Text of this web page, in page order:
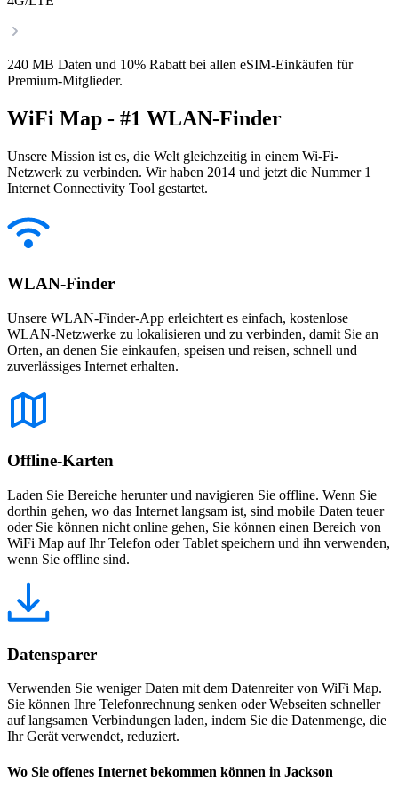
240 MB Daten und 10% Rabatt bei allen eSIM-Einkäufen für
Premium-Mitglieder.
WiFi Map - #1 WLAN-Finder
Unsere Mission ist es, die Welt gleichzeitig in einem Wi-Fi-
Netzwerk zu verbinden. Wir haben 2014 und jetzt die Nummer 1
Internet Connectivity Tool gestartet.
WLAN-Finder
Unsere WLAN-Finder-App erleichtert es einfach, kostenlose
WLAN-Netzwerke zu lokalisieren und zu verbinden, damit Sie an
Orten, an denen Sie einkaufen, speisen und reisen, schnell und
zuverlässiges Internet erhalten.
Offline-Karten
Laden Sie Bereiche herunter und navigieren Sie offline. Wenn Sie
dorthin gehen, wo das Internet langsam ist, sind mobile Daten teuer
oder Sie können nicht online gehen, Sie können einen Bereich von
WiFi Map auf Ihr Telefon oder Tablet speichern und ihn verwenden,
wenn Sie offline sind.
Datensparer
Verwenden Sie weniger Daten mit dem Datenreiter von WiFi Map.
Sie können Ihre Telefonrechnung senken oder Webseiten schneller
auf langsamen Verbindungen laden, indem Sie die Datenmenge, die
Ihr Gerät verwendet, reduziert.
Wo Sie offenes Internet bekommen können in Jackson